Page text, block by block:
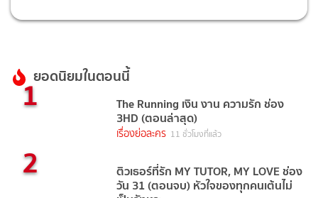
ยอดนิยมในตอนนี้
1 The Running เงิน งาน ความรัก ช่อง
3HD (ตอนล่าสุด)
เรื่องย่อละคร 11 ชั่วโมงที่แล้ว
2 ติวเธอร์ที่รัก MY TUTOR, MY LOVE ช่อง
วัน 31 (ตอนจบ) หัวใจของทุกคนเต้นไม่